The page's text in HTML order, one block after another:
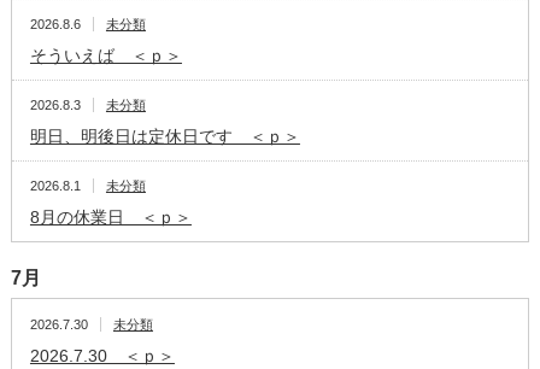
2026.8.6 未分類
そういえば ＜ｐ＞
2026.8.3 未分類
明日、明後日は定休日です ＜ｐ＞
2026.8.1 未分類
8月の休業日 ＜ｐ＞
7月
2026.7.30 未分類
2026.7.30 ＜ｐ＞